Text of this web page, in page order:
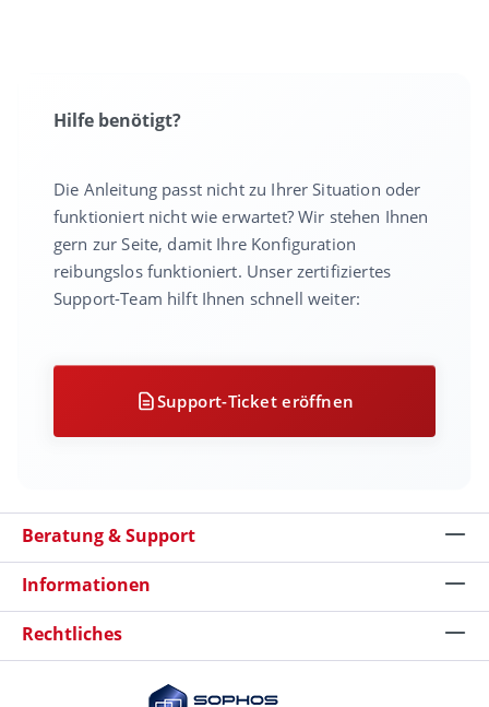
Hilfe benötigt?
Die Anleitung passt nicht zu Ihrer Situation oder
funktioniert nicht wie erwartet? Wir stehen Ihnen
gern zur Seite, damit Ihre Konfiguration
reibungslos funktioniert. Unser zertifiziertes
Support-Team hilft Ihnen schnell weiter:
Support-Ticket eröffnen
Beratung & Support
Informationen
Rechtliches